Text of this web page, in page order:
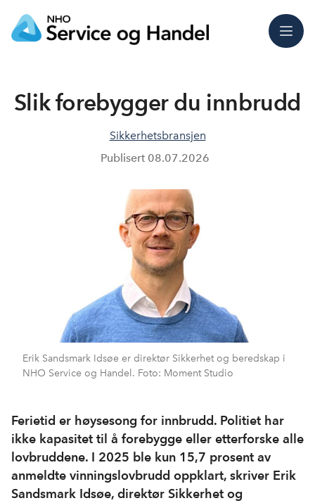
Meny
Slik forebygger du innbrudd
Sikkerhetsbransjen
Publisert 08.07.2026
Erik Sandsmark Idsøe er direktør Sikkerhet og beredskap i
NHO Service og Handel. Foto: Moment Studio
Ferietid er høysesong for innbrudd. Politiet har
ikke kapasitet til å forebygge eller etterforske alle
lovbruddene. I 2025 ble kun 15,7 prosent av
anmeldte vinningslovbrudd oppklart, skriver Erik
Sandsmark Idsøe, direktør Sikkerhet og